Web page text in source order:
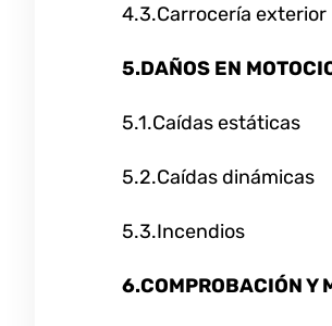
4.3.Carrocería exterior
5.DAÑOS EN
5.1.Caídas estáticas
5.2.Caídas dinámicas
5.3.Incendios
6.COMPROBACIÓN Y